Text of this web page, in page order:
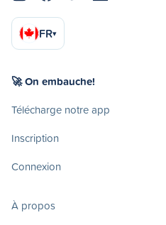
FR▾
🚀 On embauche!
Télécharge notre app
Inscription
Connexion
À propos